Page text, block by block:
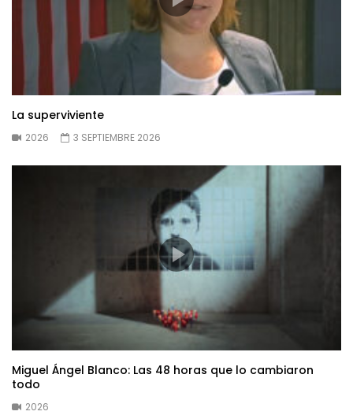
La superviviente
2026 3 SEPTIEMBRE 2026
Miguel Ángel Blanco: Las 48 horas que lo cambiaron
todo
2026